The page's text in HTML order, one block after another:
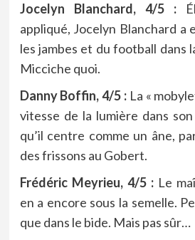
Jocelyn Blanchard, 4/5 :
appliqué, Jocelyn Blanchard a
les jambes et du football dans
Micciche quoi.
Danny Boffin, 4/5 : La «
vitesse de la lumière dans
qu’il centre comme un âne,
des frissons au Gobert.
Frédéric Meyrieu, 4/5 : Le
en a encore sous la semelle.
que dans le bide. Mais pas sûr…